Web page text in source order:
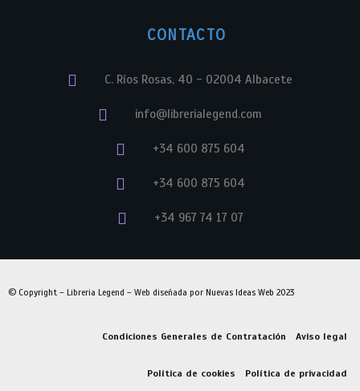
CONTACTO
C. Ríos Rosas, 40 - 02004 Albacete
info@librerialegend.com
+34 600 875 604
+34 600 875 604
+34 967 74 17 07
© Copyright – Libreria Legend – Web diseñada por Nuevas Ideas Web 2023
Condiciones Generales de Contratación Aviso legal
Política de cookies Política de privacidad